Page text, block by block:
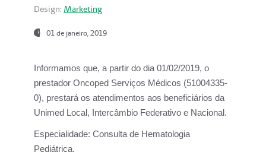
Design: Marketing
01 de janeiro, 2019
Informamos que, a partir do dia 01/02/2019, o
prestador Oncoped Serviços Médicos (51004335-
0), prestará os atendimentos aos beneficiários da
Unimed Local, Intercâmbio Federativo e Nacional.
Especialidade: Consulta de Hematologia
Pediátrica.